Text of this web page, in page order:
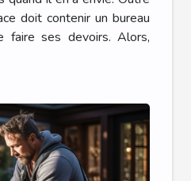
doit contenir un bureau
faire ses devoirs. Alors,